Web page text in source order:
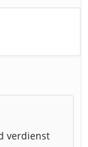
verdienst